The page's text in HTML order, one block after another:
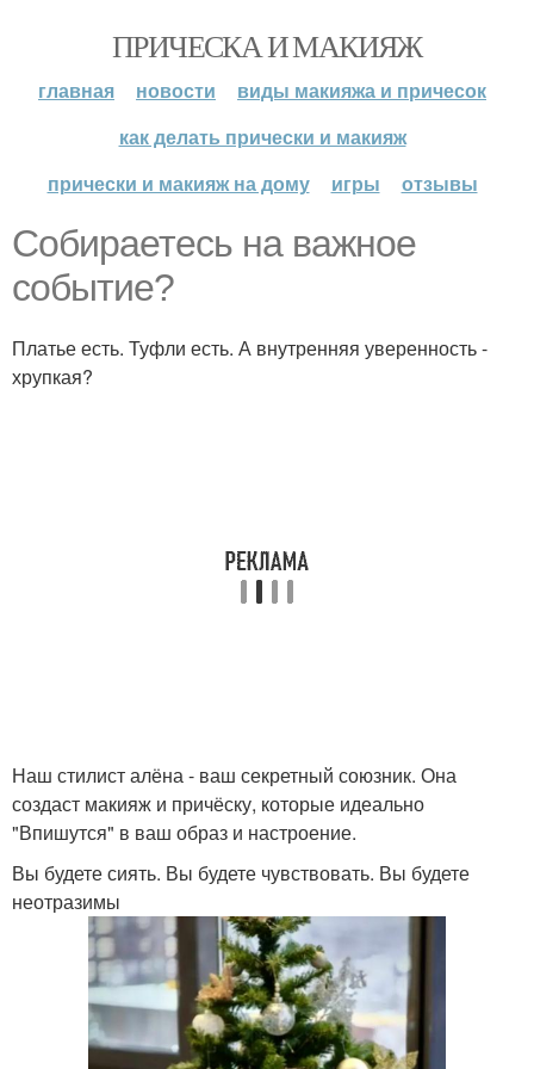
ПРИЧЕСКА И МАКИЯЖ
главная новости
виды макияжа и причесок
как делать прически и макияж
прически и макияж на дому
игры отзывы
Собираетесь на важное
событие?
Платье есть. Туфли есть. А внутренняя уверенность -
хрупкая?
Наш стилист алёна - ваш секретный союзник. Она
создаст макияж и причёску, которые идеально
"Впишутся" в ваш образ и настроение.
Вы будете сиять. Вы будете чувствовать. Вы будете
неотразимы